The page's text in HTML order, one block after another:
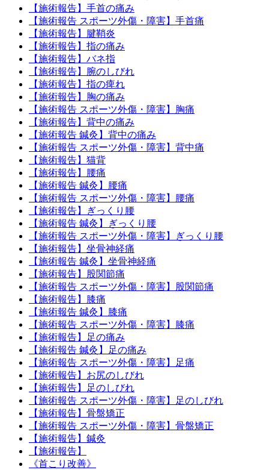
【施術報告】手首の痛み
【施術報告 スポーツ外傷・障害】手首痛
【施術報告】腱鞘炎
【施術報告】指の痛み
【施術報告】バネ指
【施術報告】腕のしびれ
【施術報告】指の痺れ
【施術報告】胸の痛み
【施術報告 スポーツ外傷・障害】胸痛
【施術報告】背中の痛み
【施術報告 鍼灸】背中の痛み
【施術報告 スポーツ外傷・障害】背中痛
【施術報告】猫背
【施術報告】腰痛
【施術報告 鍼灸】腰痛
【施術報告 スポーツ外傷・障害】腰痛
【施術報告】ぎっくり腰
【施術報告 鍼灸】ぎっくり腰
【施術報告 スポーツ外傷・障害】ぎっくり腰
【施術報告】坐骨神経痛
【施術報告 鍼灸】坐骨神経痛
【施術報告】股関節痛
【施術報告 スポーツ外傷・障害】股関節痛
【施術報告】膝痛
【施術報告 鍼灸】膝痛
【施術報告 スポーツ外傷・障害】膝痛
【施術報告】足の痛み
【施術報告 鍼灸】足の痛み
【施術報告 スポーツ外傷・障害】足痛
【施術報告】お尻のしびれ
【施術報告】足のしびれ
【施術報告 スポーツ外傷・障害】足のしびれ
【施術報告】骨盤矯正
【施術報告 スポーツ外傷・障害】骨盤矯正
【施術報告】鍼灸
【施術報告】
《首こり改善》